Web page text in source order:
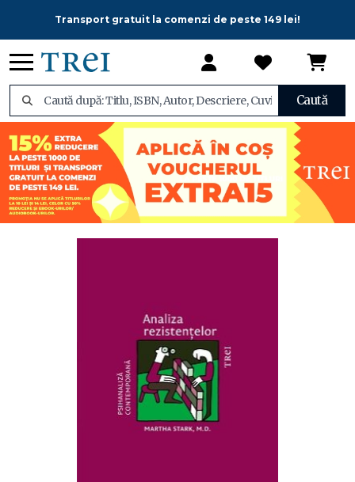
Transport gratuit la comenzi de peste 149 lei!
Caută